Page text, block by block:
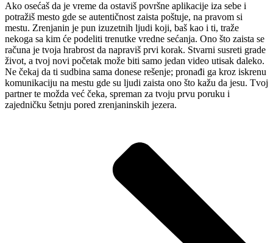
Ako osećaš da je vreme da ostaviš površne aplikacije iza sebe i
potražiš mesto gde se autentičnost zaista poštuje, na pravom si
mestu. Zrenjanin je pun izuzetnih ljudi koji, baš kao i ti, traže
nekoga sa kim će podeliti trenutke vredne sećanja. Ono što zaista se
računa je tvoja hrabrost da napraviš prvi korak. Stvarni susreti grade
život, a tvoj novi početak može biti samo jedan video utisak daleko.
Ne čekaj da ti sudbina sama donese rešenje; pronađi ga kroz iskrenu
komunikaciju na mestu gde su ljudi zaista ono što kažu da jesu. Tvoj
partner te možda već čeka, spreman za tvoju prvu poruku i
zajedničku šetnju pored zrenjaninskih jezera.